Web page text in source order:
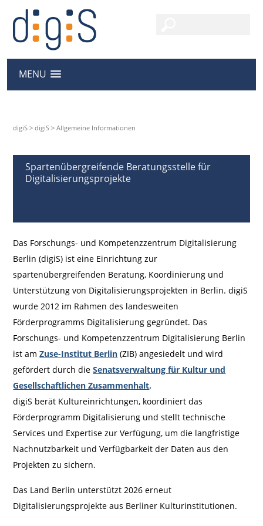
MENU
digiS >digiS >Allgemeine Informationen
Spartenübergreifende Beratungsstelle für
Digitalisierungsprojekte
Das Forschungs- und Kompetenzzentrum Digitalisierung
Berlin (digiS) ist eine Einrichtung zur
spartenübergreifenden Beratung, Koordinierung und
Unterstützung von Digitalisierungsprojekten in Berlin.digiS
wurde 2012 im Rahmen des landesweiten
Förderprogramms Digitalisierung gegründet. Das
Forschungs- und Kompetenzzentrum Digitalisierung Berlin
ist amZuse-Institut Berlin (ZIB) angesiedelt und wird
gefördert durch dieSenatsverwaltung für Kultur und
Gesellschaftlichen Zusammenhalt.
digiS berät Kultureinrichtungen, koordiniert das
Förderprogramm Digitalisierung und stellt technische
Services und Expertise zur Verfügung, um die langfristige
Nachnutzbarkeit und Verfügbarkeit der Daten aus den
Projekten zu sichern.
Das Land Berlin unterstützt 2026 erneut
Digitalisierungsprojekte aus Berliner Kulturinstitutionen.